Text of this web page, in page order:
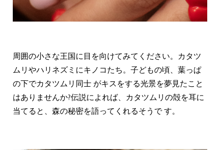
周囲の小さな王国に目を向けてみてください。カタツ
ムリやハリネズミにキノコたち。子どもの頃、葉っぱ
の下でカタツムリ同士 がキスをする光景を夢見たこと
はありませんか?伝説によれば、カタツムリの殻を耳に
当てると、森の秘密を語ってくれるそうで す。